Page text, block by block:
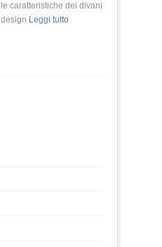
le caratteristiche dei divani
design Leggi tutto